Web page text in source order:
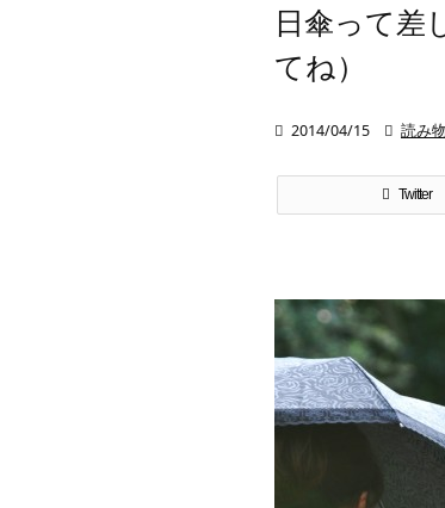
日傘って差
てね）
 2014/04/15  読み物
Twitter